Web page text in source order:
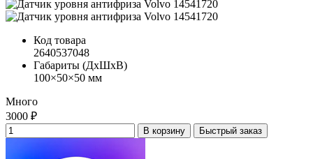
Код товара
2640537048
Габариты (ДхШхВ)
100×50×50 мм
Много
3000 ₽
В корзину Быстрый заказ